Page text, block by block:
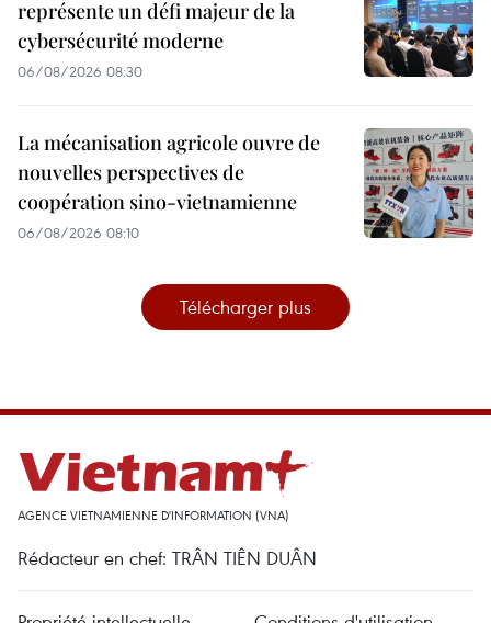
représente un défi majeur de la
cybersécurité moderne
06/08/2026 08:30
La mécanisation agricole ouvre de
nouvelles perspectives de
coopération sino-vietnamienne
06/08/2026 08:10
Télécharger plus
AGENCE VIETNAMIENNE D'INFORMATION (VNA)
Rédacteur en chef: TRÂN TIÊN DUÂN